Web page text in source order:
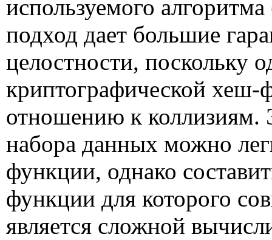
используемого алгоритма
подход дает большие
целостности, поскольку
криптографической хеш-
отношению к коллизиям.
набора данных можно
функции, однако
функции для которого
является сложной